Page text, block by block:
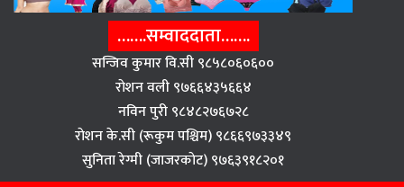
…….सम्वाददाता…….
सन्जिव कुमार वि.सी ९८५८०६०६००
राेशन वली ९७६६४३५६६४
नविन पुरी ९८४८२७६७२८
राेशन के.सी (रूकुम पश्चिम) ९८६६९७३३४९
सुनिता रेग्मी (जाजरकाेट) ९७६३९१८२०१